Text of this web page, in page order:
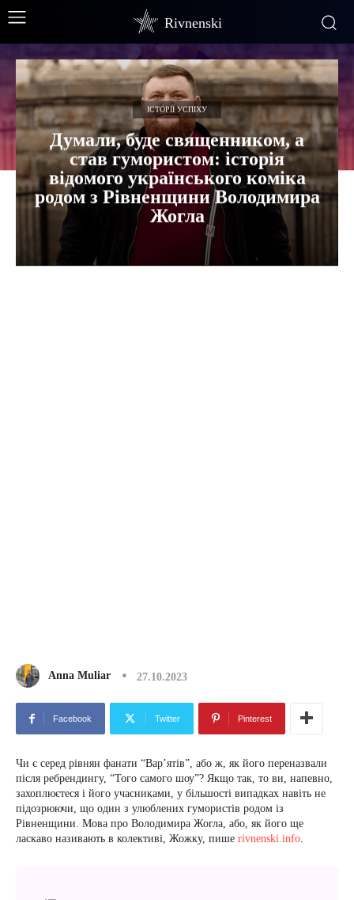
Rivnenski
ІСТОРІЇ УСПІХУ
Думали, буде священником, а
став гумористом: історія
відомого українського коміка
родом з Рівненщини Володимира
Жогла
Anna Muliar 27.10.2023
Facebook Twitter Pinterest
Чи є серед рівнян фанати “Вар’ятів”, або ж, як його переназвали
після ребрендингу, “Того самого шоу”? Якщо так, то ви, напевно,
захоплюєтеся і його учасниками, у більшості випадках навіть не
підозрюючи, що один з улюблених гумористів родом із
Рівненщини. Мова про Володимира Жогла, або, як його ще
ласкаво називають в колективі, Жожку, пише rivnenski.info.